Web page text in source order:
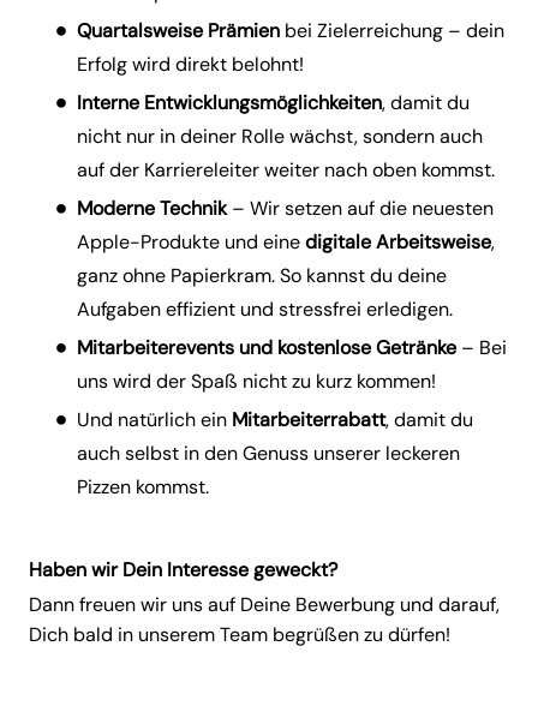
Quartalsweise Prämien bei Zielerreichung – dein
Erfolg wird direkt belohnt!
Interne Entwicklungsmöglichkeiten, damit du
nicht nur in deiner Rolle wächst, sondern auch
auf der Karriereleiter weiter nach oben kommst.
Moderne Technik– Wir setzen auf die neuesten
Apple-Produkte und einedigitaleArbeitsweise,
ganz ohne Papierkram. So kannst du deine
Aufgaben effizient und stressfrei erledigen.
Mitarbeiterevents und kostenlose Getränke – Bei
uns wird der Spaß nicht zu kurz kommen!
Und natürlich ein Mitarbeiterrabatt, damit du
auch selbst in den Genuss unserer leckeren
Pizzen kommst.
Haben wir Dein Interesse geweckt?
Dann freuen wir uns auf Deine Bewerbung und darauf,
Dich bald in unserem Team begrüßen zu dürfen!